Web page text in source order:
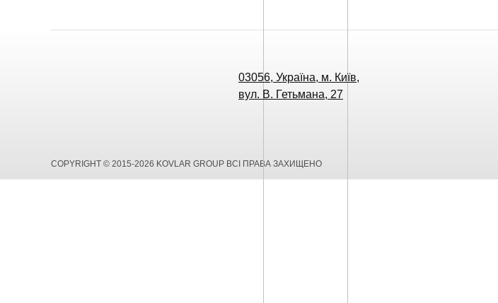
03056, Україна, м. Київ,
вул. В. Гетьмана, 27
COPYRIGHT © 2015-2026 KOVLAR GROUP ВСІ ПРАВА ЗАХИЩЕНО